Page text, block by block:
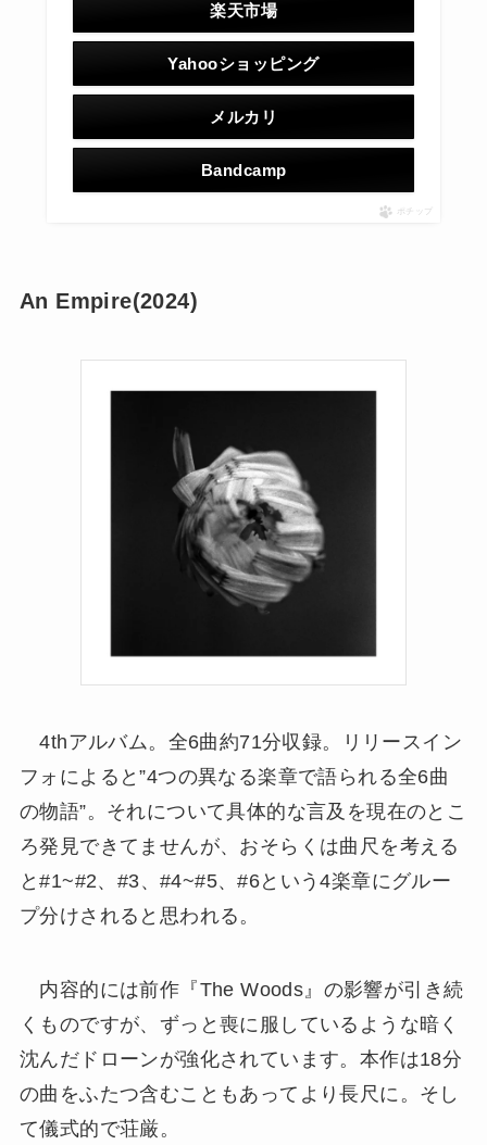
楽天市場
Yahooショッピング
メルカリ
Bandcamp
ポチップ
An Empire(2024)
4thアルバム。全6曲約71分収録。リリースイン
フォによると”4つの異なる楽章で語られる全6曲
の物語”。それについて具体的な言及を現在のとこ
ろ発見できてませんが、おそらくは曲尺を考える
と#1~#2、#3、#4~#5、#6という4楽章にグルー
プ分けされると思われる。
内容的には前作『The Woods』の影響が引き続
くものですが、ずっと喪に服しているような暗く
沈んだドローンが強化されています。本作は18分
の曲をふたつ含むこともあってより長尺に。そし
て儀式的で荘厳。